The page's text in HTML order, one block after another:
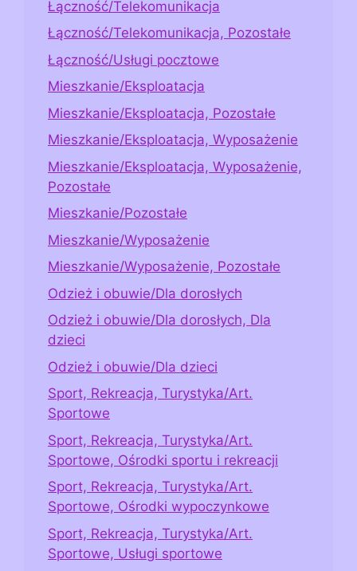
Łączność/Telekomunikacja
Łączność/Telekomunikacja, Pozostałe
Łączność/Usługi pocztowe
Mieszkanie/Eksploatacja
Mieszkanie/Eksploatacja, Pozostałe
Mieszkanie/Eksploatacja, Wyposażenie
Mieszkanie/Eksploatacja, Wyposażenie,
Pozostałe
Mieszkanie/Pozostałe
Mieszkanie/Wyposażenie
Mieszkanie/Wyposażenie, Pozostałe
Odzież i obuwie/Dla dorosłych
Odzież i obuwie/Dla dorosłych, Dla
dzieci
Odzież i obuwie/Dla dzieci
Sport, Rekreacja, Turystyka/Art.
Sportowe
Sport, Rekreacja, Turystyka/Art.
Sportowe, Ośrodki sportu i rekreacji
Sport, Rekreacja, Turystyka/Art.
Sportowe, Ośrodki wypoczynkowe
Sport, Rekreacja, Turystyka/Art.
Sportowe, Usługi sportowe